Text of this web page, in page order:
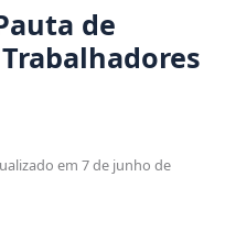
de
em 7 de junho de